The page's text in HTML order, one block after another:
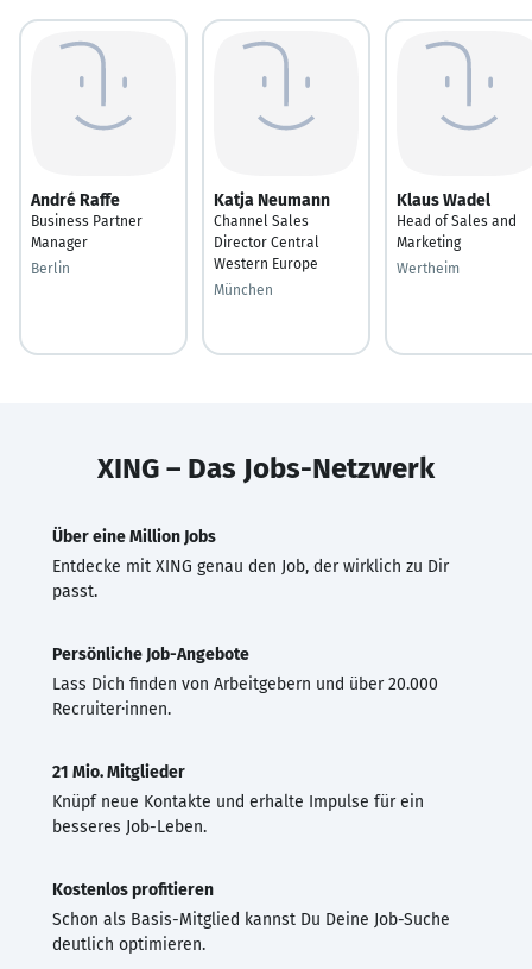
André Raffe
Business Partner
Manager
Berlin
Katja Neumann
Channel Sales
Director Central
Western Europe
München
Klaus Wadel
Head of Sales and
Marketing
Wertheim
XING – Das Jobs-Netzwerk
Über eine Million Jobs
Entdecke mit XING genau den Job, der wirklich zu Dir
passt.
Persönliche Job-Angebote
Lass Dich finden von Arbeitgebern und über 20.000
Recruiter·innen.
21 Mio. Mitglieder
Knüpf neue Kontakte und erhalte Impulse für ein
besseres Job-Leben.
Kostenlos profitieren
Schon als Basis-Mitglied kannst Du Deine Job-Suche
deutlich optimieren.